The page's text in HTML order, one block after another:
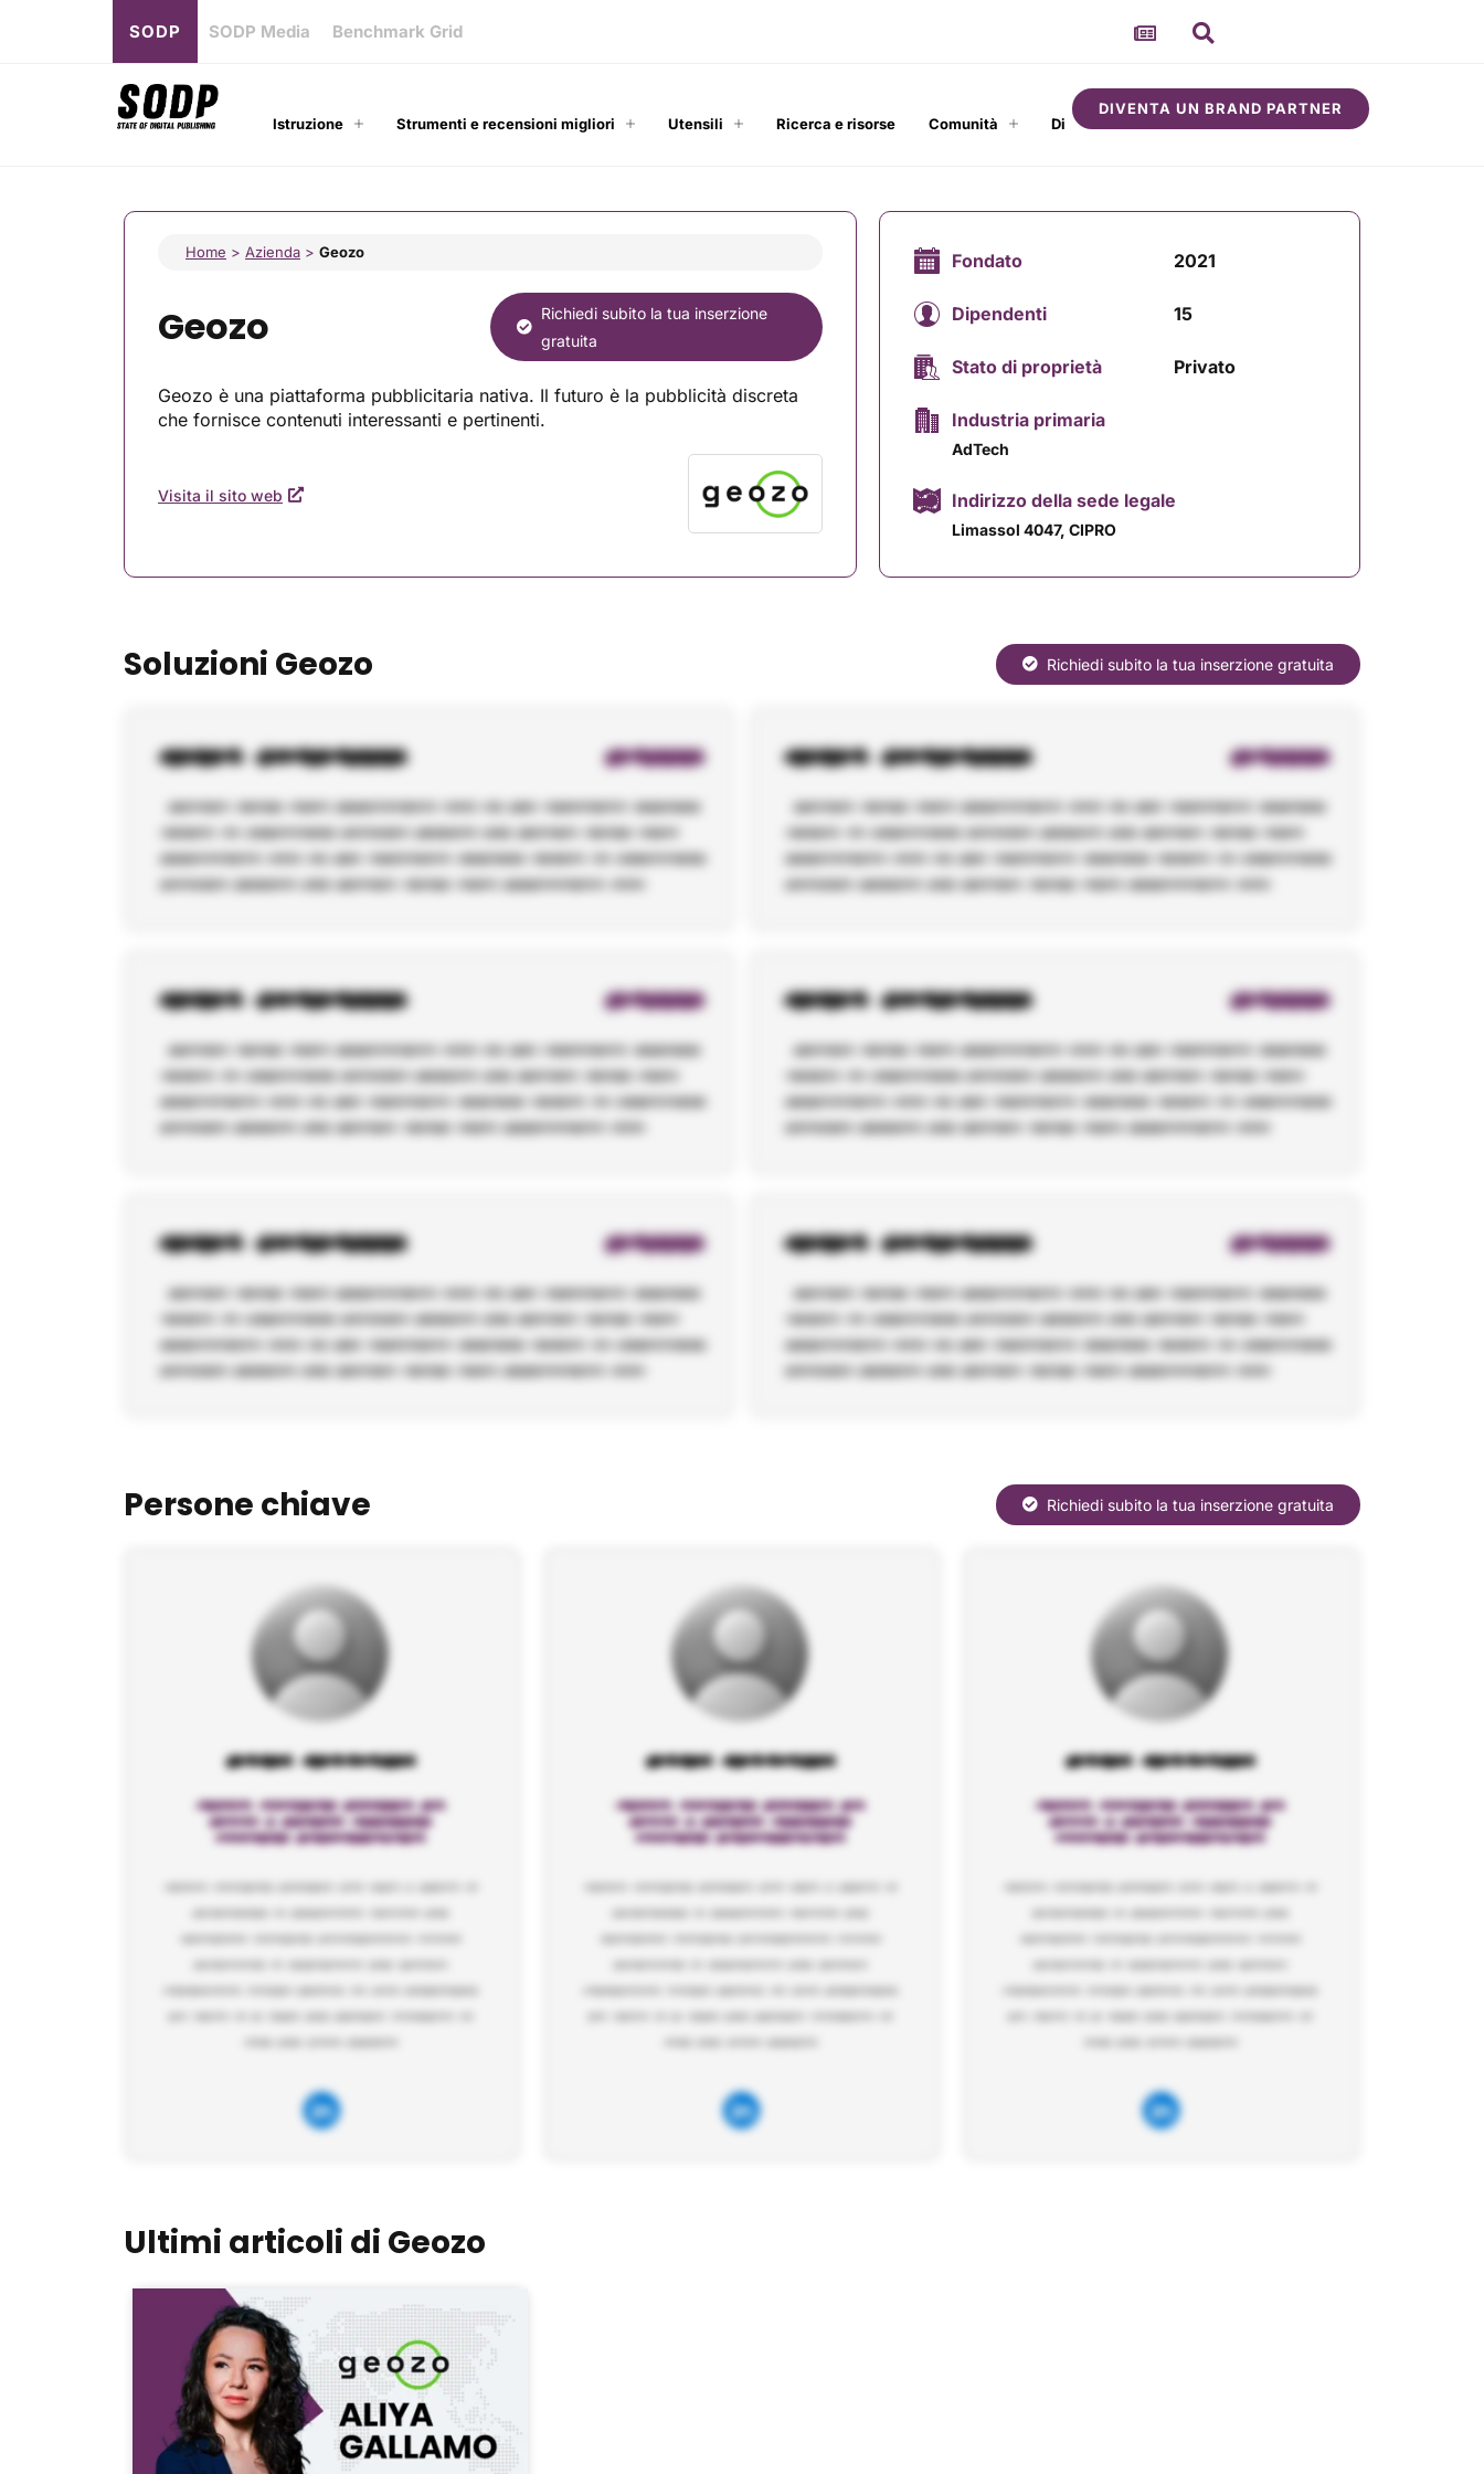
SODP SODP Media Benchmark Grid
Istruzione Strumenti e recensioni migliori Utensili Ricerca e risorse Comunità Di
DIVENTA UN BRAND PARTNER
Home > Azienda > Geozo
Geozo
Richiedi subito la tua inserzione
gratuita
Geozo è una piattaforma pubblicitaria nativa. Il futuro è la pubblicità discreta
che fornisce contenuti interessanti e pertinenti.
Visita il sito web
Fondato 2021
Dipendenti 15
Stato di proprietà Privato
Industria primaria
AdTech
Indirizzo della sede legale
Limassol 4047, CIPRO
Soluzioni Geozo Richiedi subito la tua inserzione gratuita
Persone chiave Richiedi subito la tua inserzione gratuita
Ultimi articoli di Geozo